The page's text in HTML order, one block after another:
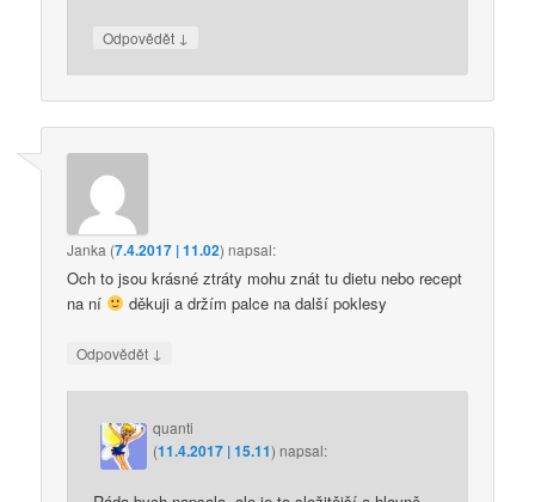
Odpovědět ↓
Janka (7.4.2017 | 11.02)napsal:
Och to jsou krásné ztráty mohu znát tu dietu nebo recept
na ní
děkuji a držím palce na další poklesy
Odpovědět ↓
quanti
(11.4.2017 | 15.11) napsal: